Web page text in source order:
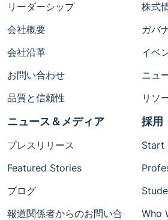
リーダーシップ
会社概要
会社沿革
お問い合わせ
品質と信頼性
株式
ガバ
イベ
ニュ
リソ
ニュース＆メディア
プレスリリース
Featured Stories
ブログ
報道関係者からのお問い合
採用
Start
Who